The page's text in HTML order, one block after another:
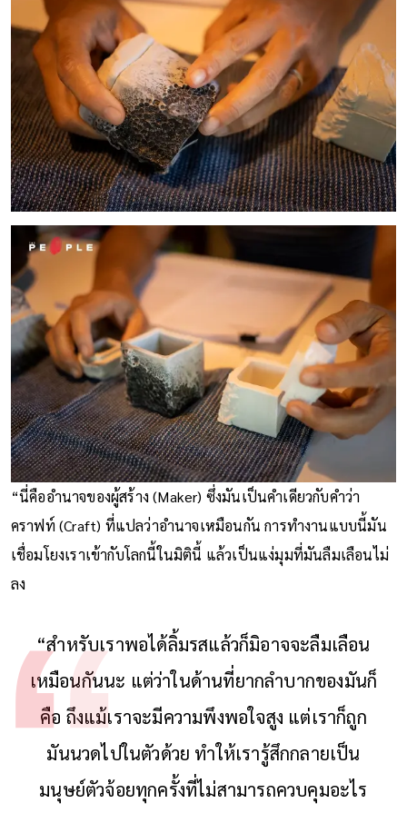
“นี่คืออำนาจของผู้สร้าง (Maker) ซึ่งมันเป็นคำเดียวกับคำว่า
คราฟท์ (Craft) ที่แปลว่าอำนาจเหมือนกัน การทำงานแบบนี้มัน
เชื่อมโยงเราเข้ากับโลกนี้ในมิตินี้ แล้วเป็นแง่มุมที่มันลืมเลือนไม่
ลง
“สำหรับเราพอได้ลิ้มรสแล้วก็มิอาจจะลืมเลือน
เหมือนกันนะ แต่ว่าในด้านที่ยากลำบากของมันก็
คือ ถึงแม้เราจะมีความพึงพอใจสูง แต่เราก็ถูก
มันนวดไปในตัวด้วย ทำให้เรารู้สึกกลายเป็น
มนุษย์ตัวจ้อยทุกครั้งที่ไม่สามารถควบคุมอะไร